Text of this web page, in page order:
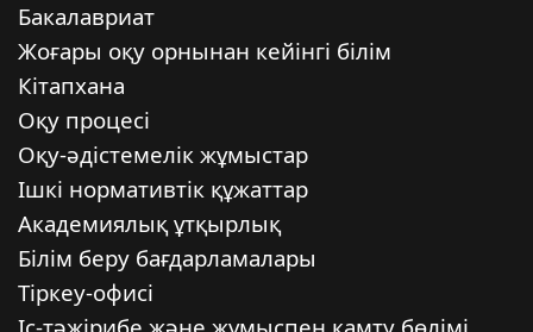
Бакалавриат
Жоғары оқу орнынан кейінгі білім
Кітапхана
Оқу процесі
Оқу-әдістемелік жұмыстар
Ішкі нормативтік құжаттар
Академиялық ұтқырлық
Білім беру бағдарламалары
Тіркеу-офисі